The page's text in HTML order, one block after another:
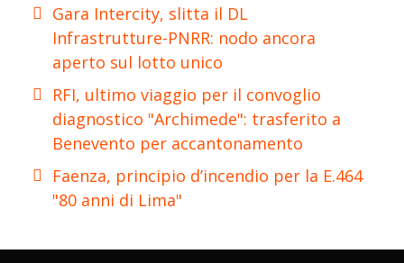
Gara Intercity, slitta il DL
Infrastrutture-PNRR: nodo ancora
aperto sul lotto unico
RFI, ultimo viaggio per il convoglio
diagnostico "Archimede": trasferito a
Benevento per accantonamento
Faenza, principio d’incendio per la E.464
"80 anni di Lima"